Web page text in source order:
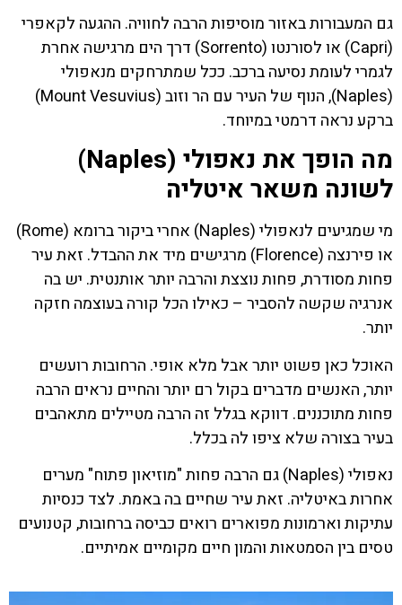
גם המעבורות באזור מוסיפות הרבה לחוויה. ההגעה לקאפרי
(Capri) או לסורנטו (Sorrento) דרך הים מרגישה אחרת
לגמרי לעומת נסיעה ברכב. ככל שמתרחקים מנאפולי
(Naples), הנוף של העיר עם הר וזוב (Mount Vesuvius)
ברקע נראה דרמטי במיוחד.
מה הופך את נאפולי (Naples)
לשונה משאר איטליה
מי שמגיעים לנאפולי (Naples) אחרי ביקור ברומא (Rome)
או פירנצה (Florence) מרגישים מיד את ההבדל. זאת עיר
פחות מסודרת, פחות נוצצת והרבה יותר אותנטית. יש בה
אנרגיה שקשה להסביר – כאילו הכל קורה בעוצמה חזקה
יותר.
האוכל כאן פשוט יותר אבל מלא אופי. הרחובות רועשים
יותר, האנשים מדברים בקול רם יותר והחיים נראים הרבה
פחות מתוכננים. דווקא בגלל זה הרבה מטיילים מתאהבים
בעיר בצורה שלא ציפו לה בכלל.
נאפולי (Naples) גם הרבה פחות "מוזיאון פתוח" מערים
אחרות באיטליה. זאת עיר שחיים בה באמת. לצד כנסיות
עתיקות וארמונות מפוארים רואים כביסה ברחובות, קטנועים
טסים בין הסמטאות והמון חיים מקומיים אמיתיים.